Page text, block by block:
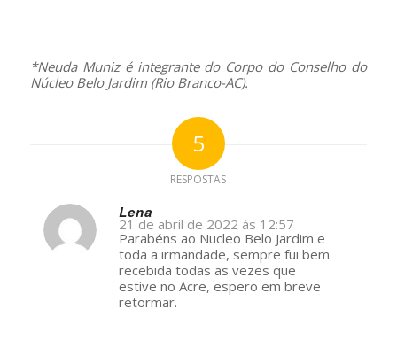
*Neuda Muniz é integrante do Corpo do Conselho do
Núcleo Belo Jardim (Rio Branco-AC).
5
RESPOSTAS
Lena
s
ays:
21 de abril de 2022 às 12:57
Parabéns ao Nucleo Belo Jardim e
toda a irmandade, sempre fui bem
recebida todas as vezes que
estive no Acre, espero em breve
retormar.